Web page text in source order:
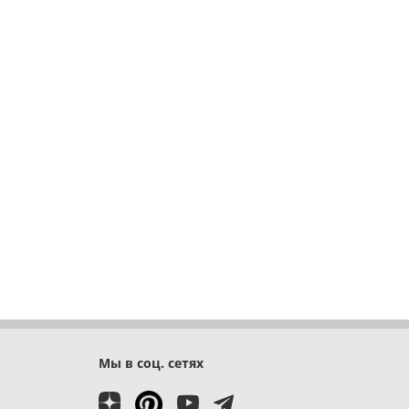
Мы в соц. сетях